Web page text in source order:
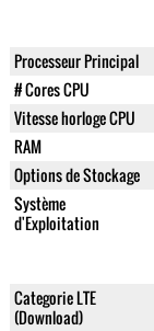
Processeur Principal
# Cores CPU
Vitesse horloge CPU
RAM
Options de Stockage
Système
d'Exploitation
Categorie LTE
(Download)